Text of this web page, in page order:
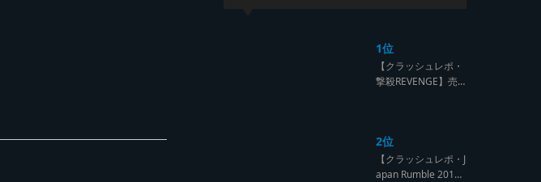
1位
【クラッシュレポ・
撃殺REVENGE】売
【Yard Beat vs Like
A Stream レゲエサ
ウンド クラッシュレ
2位
【クラッシュレポ・J
apan Rumble 201